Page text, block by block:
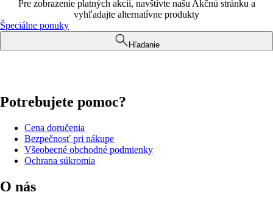
Pre zobrazenie platných akcií, navštívte našu Akčnú stránku a
vyhľadajte alternatívne produkty
Špeciálne ponuky
Hľadanie
Potrebujete pomoc?
Cena doručenia
Bezpečnosť pri nákupe
Všeobecné obchodné podmienky
Ochrana súkromia
O nás